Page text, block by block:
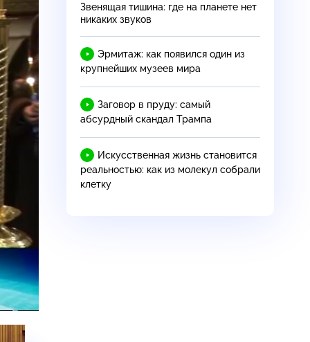
Звенящая тишина: где на планете нет
никаких звуков
Эрмитаж: как появился один из
крупнейших музеев мира
Заговор в пруду: самый
абсурдный скандал Трампа
Искусственная жизнь становится
реальностью: как из молекул собрали
клетку